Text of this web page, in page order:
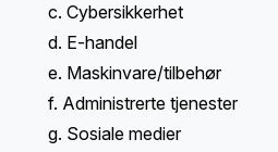
c. Cybersikkerhet
d. E-handel
e. Maskinvare/tilbehør
f. Administrerte tjenester
g. Sosiale medier